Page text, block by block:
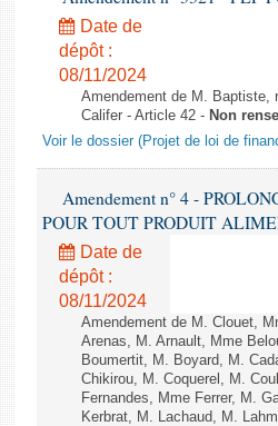
Date de
dépôt :
08/11/2024
Amendement de M. Baptiste,
Califer - Article 42 - Non
Voir le dossier (Projet de loi de
Amendement n° 4 -
POUR TOUT PRODUIT
Date de
dépôt :
08/11/2024
Amendement de M. Clouet,
Arenas, M. Arnault, Mme
Boumertit, M. Boyard, M.
Chikirou, M. Coquerel, M.
Fernandes, Mme Ferrer, M.
Kerbrat, M. Lachaud, M.